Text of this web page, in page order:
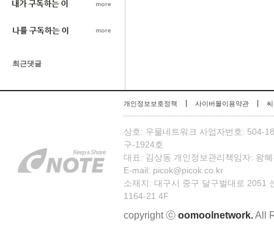
최근댓글
개인정보보호정책 사이버몰이용약관
상호: 우물네트워크 사업자번호: 504-
구-1924호
대표: 김상동 개인정보관리책임자: 왕
E-mail: picok@picok.co.kr
소재지: 대구시 중구 달구벌대로 2051
1164-21 4F
copyright ⓒ oomoolnetwork.All